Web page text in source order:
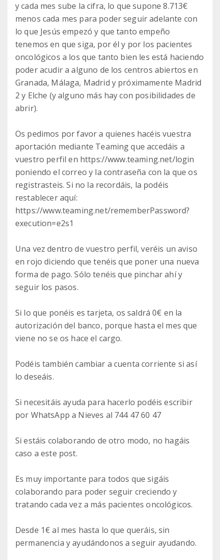
y cada mes sube la cifra, lo que supone 8.713€
menos cada mes para poder seguir adelante con
lo que Jesús empezó y que tanto empeño
tenemos en que siga, por él y por los pacientes
oncológicos a los que tanto bien les está haciendo
poder acudir a alguno de los centros abiertos en
Granada, Málaga, Madrid y próximamente Madrid
2 y Elche (y alguno más hay con posibilidades de
abrir).
Os pedimos por favor a quienes hacéis vuestra
aportación mediante Teaming que accedáis a
vuestro perfil en https://www.teaming.net/login
poniendo el correo y la contraseña con la que os
registrasteis. Si no la recordáis, la podéis
restablecer aquí:
https://www.teaming.net/rememberPassword?
execution=e2s1
Una vez dentro de vuestro perfil, veréis un aviso
en rojo diciendo que tenéis que poner una nueva
forma de pago. Sólo tenéis que pinchar ahí y
seguir los pasos.
Si lo que ponéis es tarjeta, os saldrá 0€ en la
autorización del banco, porque hasta el mes que
viene no se os hace el cargo.
Podéis también cambiar a cuenta corriente si así
lo deseáis.
Si necesitáis ayuda para hacerlo podéis escribir
por WhatsApp a Nieves al 744 47 60 47
Si estáis colaborando de otro modo, no hagáis
caso a este post.
Es muy importante para todos que sigáis
colaborando para poder seguir creciendo y
tratando cada vez a más pacientes oncológicos.
Desde 1€ al mes hasta lo que queráis, sin
permanencia y ayudándonos a seguir ayudando.